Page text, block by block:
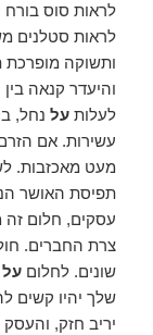
לראות סוס
לראות סטלנים
ותשוקה מופרכת
והיעדר קנאה
לעלותעל נחל,
עשירות. אם
מעט מאכזבות.
תפיסת האושר
עסקים, חלום זה
צרת החברים.
שונים. לחלוםעל
שלך יהיו קשים
יריב חזק,